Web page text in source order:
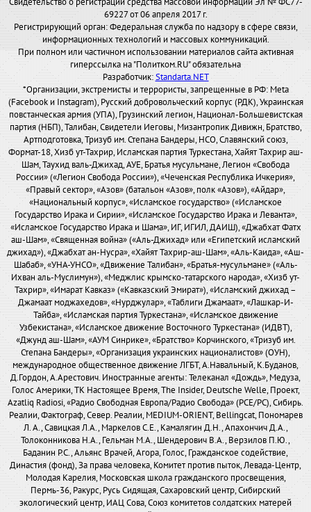
69227 от 06 апреля 2017 г.
Регистрирующий орган: Федеральная служба по надзору в сфере связи,
информационных технологий и массовых коммуникаций.
При полном или частичном использовании материалов сайта активная
гиперссылка на "Политком.RU" обязательна
Разработчик:Standarta.NET
*Организации, экстремисты и террористы, запрещенные в РФ: Meta
(Facebook и Instagram), Русский добровольческий корпус (РДК), Украинская
повстанческая армия (УПА), Грузинский легион, Национал-Большевистская
партия (НБП), Талибан, Свидетели Иеговы, Мизантропик Дивижн, Братство,
Артподготовка, Тризуб им. Степана Бандеры, НСО, Славянский союз,
Формат-18, Хизб ут-Тахрир, Исламская партия Туркестана, Хайят Тахрир аш-
Шам, Таухид валь-Джихад, АУЕ, Братья мусульмане, Легион «Свобода
России» («Легион Свобода России»), «Чеченская Республика Ичкерия»,
«Правый сектор», «Азов» (батальон «Азов», полк «Азов»), «Айдар»,
«Национальный корпус», «Исламское государство» («Исламское
Государство Ирака и Сирии», «Исламское Государство Ирака и Леванта»,
«Исламское Государство Ирака и Шама», ИГ, ИГИЛ, ДАИШ), «Джабхат Фатх
аш-Шам», «Священная война» («Аль-Джихад» или «Египетский исламский
джихад»), «Джабхат ан-Нусра», «Хайят Тахрир-аш-Шам», «Аль-Каида», «Аш-
Шабаб», «УНА-УНСО», «Движение Талибан», «Братья-мусульмане» («Аль-
Ихван аль-Муслимун»), «Меджлис крымско-татарского народа», «Хизб ут-
Тахрир», «Имарат Кавказ» («Кавказский Эмират»), «Исламский джихад –
Джамаат моджахедов», «Нурджулар», «Таблиги Джамаат», «Лашкар-И-
Тайба», «Исламская партия Туркестана», «Исламское движение
Узбекистана», «Исламское движение Восточного Туркестана» (ИДВТ),
«Джунд аш-Шам», «АУМ Синрике», «Братство» Корчинского, «Тризуб им.
Степана Бандеры», «Организация украинских националистов» (ОУН),
международное общественное движение ЛГБТ, А.Навальный, К.Буданов,
Д.Гордон, А.Арестович. Иностранные агенты: Телеканал «Дождь», Медуза,
Голос Америки, ТК Настоящее Время, The Insider, Deutsche Welle, Проект,
Azatliq Radiosi, «Радио Свободная Европа/Радио Свобода» (PCE/PC), Сибирь.
Реалии, Фактограф, Север. Реалии, MEDIUM-ORIENT, Bellingcat, Пономарев
Л. А., Савицкая Л.А., Маркелов С.Е., Камалягин Д.Н., Апахончич Д.А.,
Толоконникова Н.А., Гельман М.А., Шендерович В.А., Верзилов П.Ю.,
Баданин Р.С., Альянс Врачей, Агора, Голос, Гражданское содействие,
Династия (фонд), За права человека, Комитет против пыток, Левада-Центр,
Молодая Карелия, Московская школа гражданского просвещения,
Пермь-36, Ракурс, Русь Сидящая, Сахаровский центр, Сибирский
экологический центр, ИАЦ Сова, Союз комитетов солдатских матерей